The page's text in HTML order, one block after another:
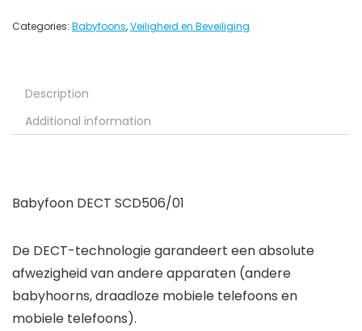
Categories: Babyfoons,Veiligheid en Beveiliging
Description
Additional information
Babyfoon DECT SCD506/01
De DECT-technologie garandeert een absolute
afwezigheid van andere apparaten (andere
babyhoorns, draadloze mobiele telefoons en
mobiele telefoons).